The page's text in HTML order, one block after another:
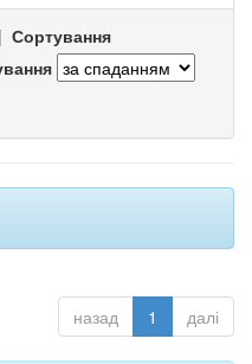
| Сортування
назад 1 далі